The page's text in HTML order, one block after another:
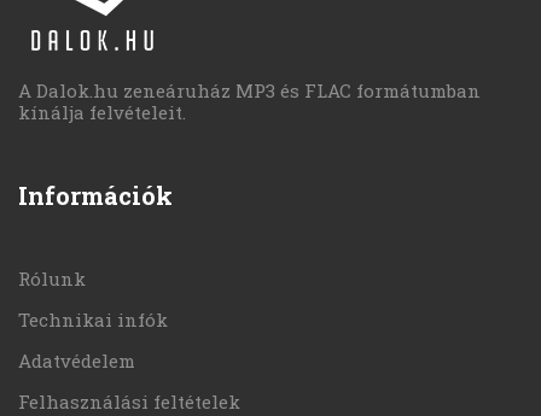
A Dalok.hu zeneáruház MP3 és FLAC formátumban
kínálja felvételeit.
Információk
Rólunk
Technikai infók
Adatvédelem
Felhasználási feltételek